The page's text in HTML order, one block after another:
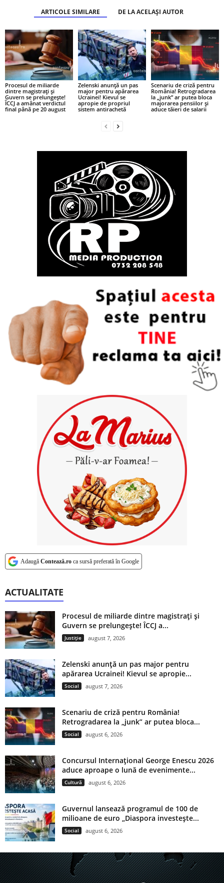
ARTICOLE SIMILARE DE LA ACELAȘI AUTOR
Procesul de miliarde
dintre magistrați și
Guvern se prelungește!
ÎCCJ a amânat verdictul
final până pe 20 august
Zelenski anunță un pas
major pentru apărarea
Ucrainei! Kievul se
apropie de propriul
sistem antirachetă
Scenariu de criză pentru
România! Retrogradarea
la „junk” ar putea bloca
majorarea pensiilor și
aduce tăieri de salarii
Adaugă Contează.ro ca sursă preferată în Google
ACTUALITATE
Procesul de miliarde dintre magistrați și
Guvern se prelungește! ÎCCJ a...
Justiție august 7, 2026
Zelenski anunță un pas major pentru
apărarea Ucrainei! Kievul se apropie...
Social august 7, 2026
Scenariu de criză pentru România!
Retrogradarea la „junk” ar putea bloca...
Social august 6, 2026
Concursul Internațional George Enescu 2026
aduce aproape o lună de evenimente...
Cultură august 6, 2026
Guvernul lansează programul de 100 de
milioane de euro „Diaspora investește...
Social august 6, 2026